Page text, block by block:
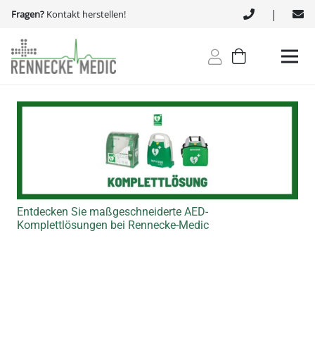
Fragen? Kontakt herstellen! |
Entdecken Sie maßgeschneiderte AED-
Komplettlösungen bei Rennecke-Medic